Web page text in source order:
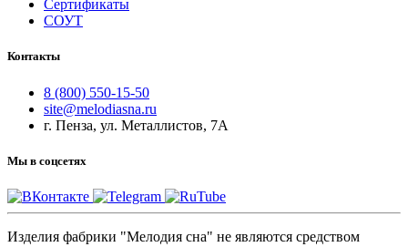
Сертификаты
СОУТ
Контакты
8 (800) 550-15-50
site@melodiasna.ru
г. Пенза, ул. Металлистов, 7А
Мы в соцсетях
Изделия фабрики "Мелодия сна" не являются средством